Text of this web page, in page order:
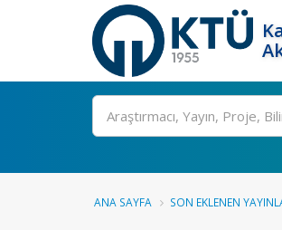
Ara
ANA SAYFA SON EKLENEN